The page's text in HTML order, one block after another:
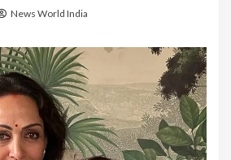
News World India